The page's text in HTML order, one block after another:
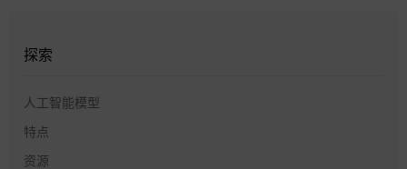
探索
人工智能模型
特点
资源